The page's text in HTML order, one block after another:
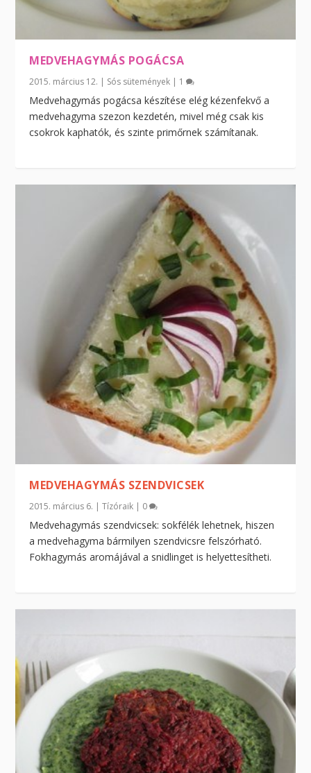
MEDVEHAGYMÁS POGÁCSA
2015. március 12. | Sós sütemények | 1
Medvehagymás pogácsa készítése elég kézenfekvő a
medvehagyma szezon kezdetén, mivel még csak kis
csokrok kaphatók, és szinte primőrnek számítanak.
MEDVEHAGYMÁS SZENDVICSEK
2015. március 6. |Tízóraik | 0
Medvehagymás szendvicsek: sokfélék lehetnek, hiszen
a medvehagyma bármilyen szendvicsre felszórható.
Fokhagymás aromájával a snidlinget is helyettesítheti.